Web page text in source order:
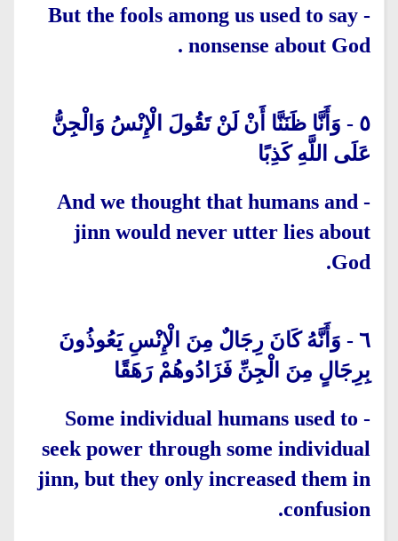
-
But the fools among us used to say
nonsense about God
.
٥ - وَأَنَّا ظَنَنَّا أَنْ لَنْ تَقُولَ الْإِنْسُ وَالْجِنُّ
عَلَى اللَّهِ كَذِبًا
-
And we thought that humans and
jinn would never utter lies about
God.
٦ - وَأَنَّهُ كَانَ رِجَالٌ مِنَ الْإِنْسِ يَعُوذُونَ
بِرِجَالٍ مِنَ الْجِنِّ فَزَادُوهُمْ رَهَقًا
-
Some individual humans used to
seek power through some individual
jinn, but they only increased them in
confusion.